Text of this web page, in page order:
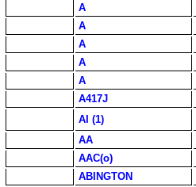
A
A
A
A
A
A417J
AI (1)
AA
AAC(o)
ABINGTON